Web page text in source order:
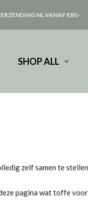
NL VANAF €80,-
SHOP ALL
zelf samen te
pagina wat toffe